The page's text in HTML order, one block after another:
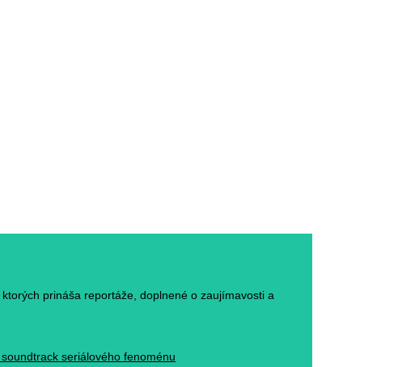
prináša reportáže, doplnené o zaujímavosti a
seriálového fenoménu